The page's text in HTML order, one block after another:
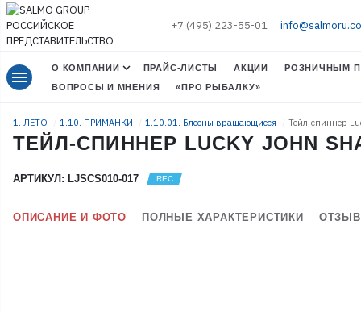
+7 (495) 223-55-01
menu О КОМПАНИИ ПРАЙС-ЛИСТЫ АКЦИИ
РОЗНИЧНЫМ
ВОПРОСЫ И МНЕНИЯ
«ПРО РЫБАЛКУ»
1. ЛЕТО 1.10. ПРИМАНКИ 1.10.01. Блесны вращающиеся Тейл-спиннер
ТЕЙЛ-СПИННЕР LUCKY JOHN
АРТИКУЛ: LJSCS010-017
ОПИСАНИЕ И ФОТО ПОЛНЫЕ ХАРАКТЕРИСТИКИ